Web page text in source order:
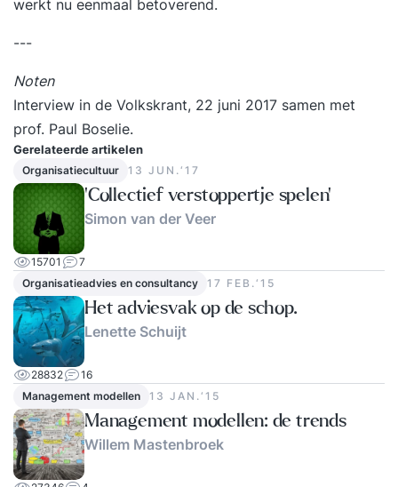
werkt nu eenmaal betoverend.
---
Noten
Interview in de Volkskrant, 22 juni 2017 samen met
prof. Paul Boselie.
Gerelateerde artikelen
Organisatiecultuur 13 JUN.‘17
‘Collectief verstoppertje spelen’
Simon van der Veer
15701
7
Organisatieadvies en consultancy
17 FEB.‘15
Het adviesvak op de schop.
Lenette Schuijt
28832
16
Management modellen
13 JAN.‘15
Management modellen: de trends
Willem Mastenbroek